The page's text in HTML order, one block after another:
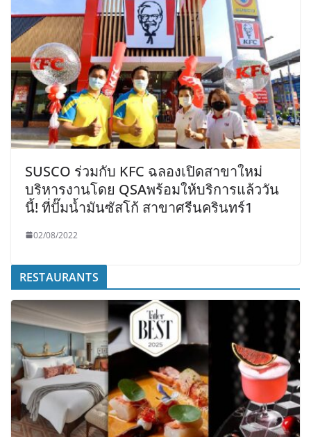
SUSCO ร่วมกับ KFC ฉลองเปิดสาขาใหม่
บริหารงานโดย QSAพร้อมให้บริการแล้ววัน
นี้! ที่ปั๊มน้ำมันซัสโก้ สาขาศรีนครินทร์1
02/08/2022
RESTAURANTS